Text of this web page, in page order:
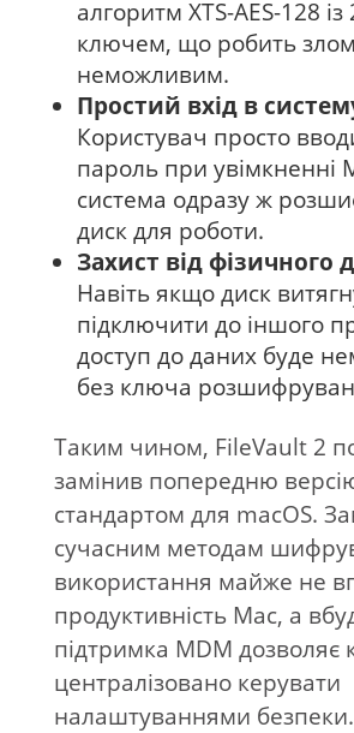
алгоритм XTS-AES-128
ключем, що робить
неможливим.
Простий вхід в
Користувач просто
пароль при увімкненні
система одразу ж
диск для роботи.
Захист від фізичного
Навіть якщо диск
підключити до іншого
доступ до даних буде
без ключа
Таким чином, FileVault 2
замінив попередню
стандартом для macOS.
сучасним методам
використання майже не
продуктивність Mac, а
підтримка MDM дозволяє
централізовано керувати
налаштуваннями безпеки.